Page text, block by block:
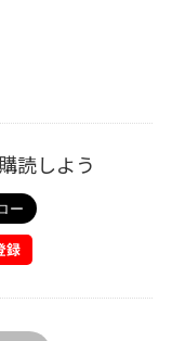
読しよう